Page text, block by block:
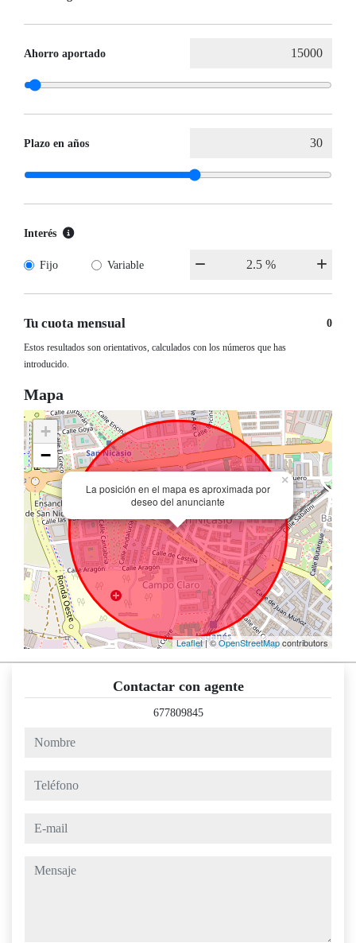
Ahorro aportado
Plazo en años
Interés
Fijo Variable
Tu cuota mensual 0
Estos resultados son orientativos, calculados con los números que has
introducido.
Mapa
La posición en el mapa es aproximada por
deseo del anunciante
×
+
−
Leaflet| ©OpenStreetMapcontributors
Contactar con agente
677809845
teléfono
mensaje